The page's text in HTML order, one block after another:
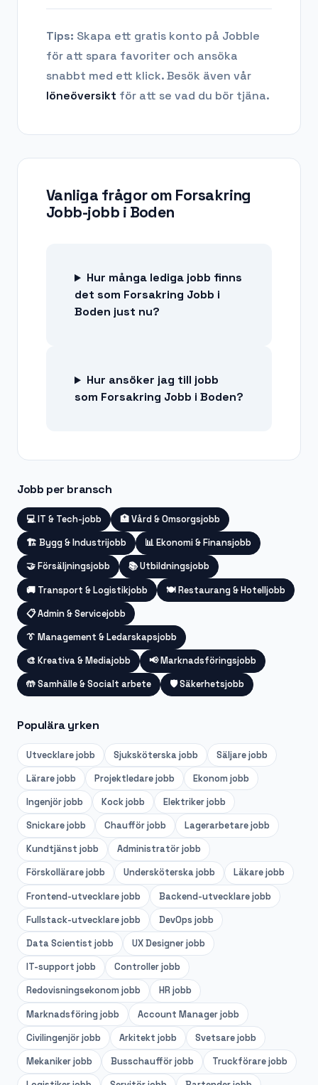
Tips: Skapa ett gratis konto på Jobble
för att spara favoriter och ansöka
snabbt med ett klick. Besök även vår
löneöversikt för att se vad du bör tjäna.
Vanliga frågor om Forsakring
Jobb-jobb i Boden
Hur många lediga jobb finns
det som Forsakring Jobb i
Boden just nu?
Hur ansöker jag till jobb
som Forsakring Jobb i Boden?
Jobb per bransch
💻IT & Tech-jobb 🏥Vård & Omsorgsjobb
🏗️ Bygg & Industrijobb 📊Ekonomi & Finansjobb
🤝Försäljningsjobb 📚Utbildningsjobb
🚚 Transport & Logistikjobb 🍽️Restaurang & Hotelljobb
📋Admin & Servicejobb
👔 Management & Ledarskapsjobb
🎨 Kreativa & Mediajobb 📢Marknadsföringsjobb
🤲Samhälle & Socialt arbete 🛡️Säkerhetsjobb
Populära yrken
Utvecklarejobb Sjuksköterskajobb Säljarejobb
Lärarejobb Projektledarejobb Ekonom jobb
Ingenjörjobb Kockjobb Elektrikerjobb
Snickarejobb Chaufförjobb Lagerarbetarejobb
Kundtjänst jobb Administratörjobb
Förskollärarejobb Undersköterskajobb Läkarejobb
Frontend-utvecklarejobb Backend-utvecklarejobb
Fullstack-utvecklarejobb DevOps jobb
Data Scientist jobb UX Designerjobb
IT-support jobb Controllerjobb
Redovisningsekonom jobb HR jobb
Marknadsföring jobb Account Managerjobb
Civilingenjörjobb Arkitekt jobb Svetsarejobb
Mekanikerjobb Busschaufförjobb Truckförarejobb